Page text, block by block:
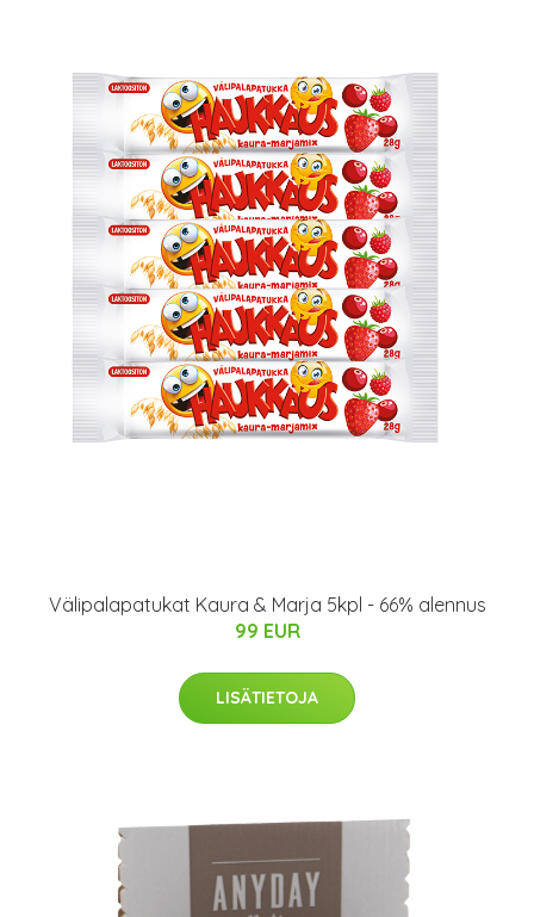
Välipalapatukat Kaura & Marja 5kpl - 66% alennus
99 EUR
LISÄTIETOJA